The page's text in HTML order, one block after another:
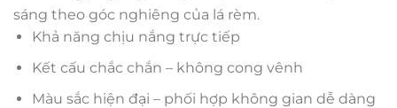
sáng theo góc nghiêng của lá rèm.
Khả năng chịu nắng trực tiếp
Kết cấu chắc chắn – không cong vênh
Màu sắc hiện đại – phối hợp không gian dễ dàng